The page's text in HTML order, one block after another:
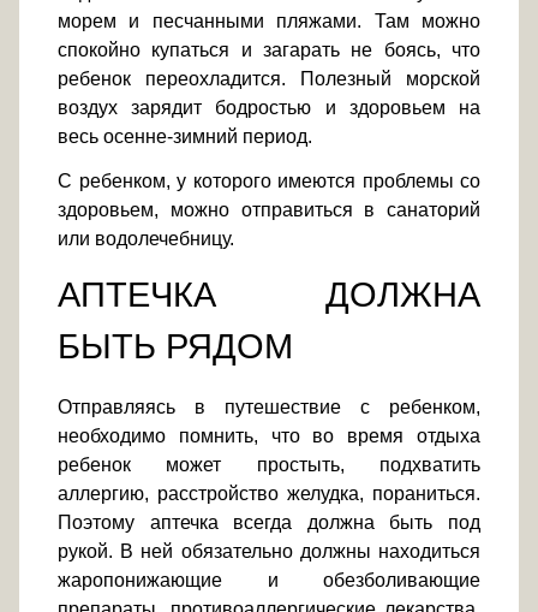
морем и песчанными пляжами. Там можно
спокойно купаться и загарать не боясь, что
ребенок переохладится. Полезный морской
воздух зарядит бодростью и здоровьем на
весь осенне-зимний период.
С ребенком, у которого имеются проблемы со
здоровьем, можно отправиться в санаторий
или водолечебницу.
АПТЕЧКА ДОЛЖНА
БЫТЬ РЯДОМ
Отправляясь в путешествие с ребенком,
необходимо помнить, что во время отдыха
ребенок может простыть, подхватить
аллергию, расстройство желудка, пораниться.
Поэтому аптечка всегда должна быть под
рукой. В ней обязательно должны находиться
жаропонижающие и обезболивающие